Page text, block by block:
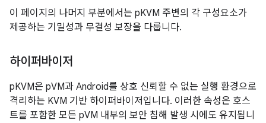
이 페이지의 나머지 부분에서는 pKVM 주변의 각 구성요소가
제공하는 기밀성과 무결성 보장을 다룹니다.
하이퍼바이저
pKVM은 pVM과 Android를 상호 신뢰할 수 없는 실행 환경으로
격리하는 KVM 기반 하이퍼바이저입니다. 이러한 속성은 호스
트를 포함한 모든 pVM 내부의 보안 침해 발생 시에도 유지됩니